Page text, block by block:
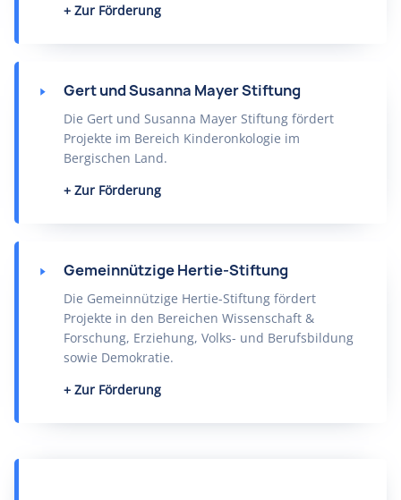
Zur Förderung
Gert und Susanna Mayer Stiftung
Die Gert und Susanna Mayer Stiftung fördert
Projekte im Bereich Kinderonkologie im
Bergischen Land.
Zur Förderung
Gemeinnützige Hertie-Stiftung
Die Gemeinnützige Hertie-Stiftung fördert
Projekte in den Bereichen Wissenschaft &
Forschung, Erziehung, Volks- und Berufsbildung
sowie Demokratie.
Zur Förderung